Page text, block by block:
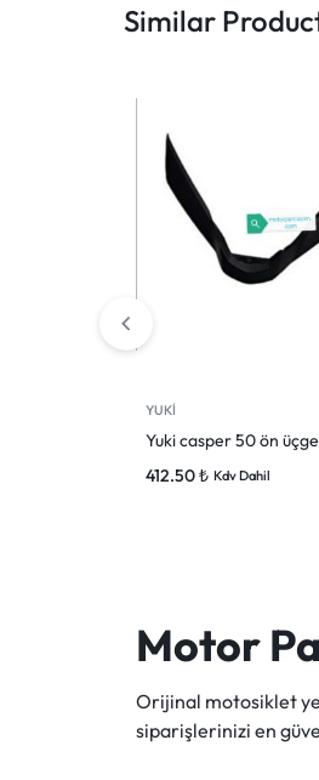
Similar
YUKİ
Yuki casper 50 ön
412.50₺ Kdv Dahil
Motor
Orijinal motosiklet
siparişlerinizi en